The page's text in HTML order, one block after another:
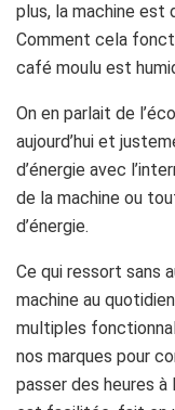
plus, la machine est
Comment cela
café moulu est
On en parlait de
aujourd’hui et
d’énergie avec
de la machine ou
d’énergie.
Ce qui ressort sans
machine au
multiples
nos marques pour
passer des heures